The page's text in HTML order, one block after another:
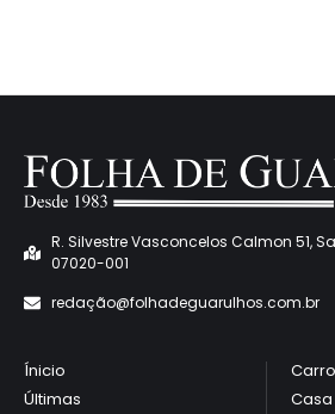
R. Silvestre Vasconcelos Calmon 51,
07020-001
redação@folhadeguarulhos.com.br
Ínicio
Últimas
Carro